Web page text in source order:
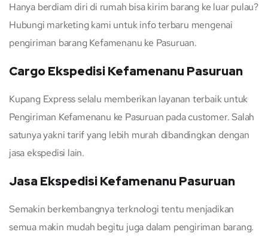
Hanya berdiam diri di rumah bisa kirim barang ke luar pulau?
Hubungi marketing kami untuk info terbaru mengenai
pengiriman barang Kefamenanu ke Pasuruan.
Cargo Ekspedisi Kefamenanu Pasuruan
Kupang Express selalu memberikan layanan terbaik untuk
Pengiriman Kefamenanu ke Pasuruan pada customer. Salah
satunya yakni tarif yang lebih murah dibandingkan dengan
jasa ekspedisi lain.
Jasa Ekspedisi Kefamenanu Pasuruan
Semakin berkembangnya terknologi tentu menjadikan
semua makin mudah begitu juga dalam pengiriman barang.